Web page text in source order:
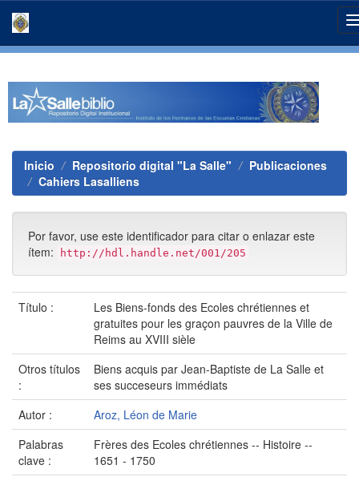
Inicio Repositorio digital "La Salle"
Publicaciones
Cahiers Lasalliens
Por favor, use este identificador para citar o enlazar este
ítem:
http://hdl.handle.net/001/205
Título :
Les Biens-fonds des Ecoles chrétiennes et
gratuites pour les graçon pauvres de la Ville de
Reims au XVIII sièle
Otros títulos
:
Biens acquis par Jean-Baptiste de La Salle et
ses succeseurs immédiats
Autor :
Aroz, Léon de Marie
Palabras
clave :
Frères des Ecoles chrétiennes -- Histoire --
1651 - 1750